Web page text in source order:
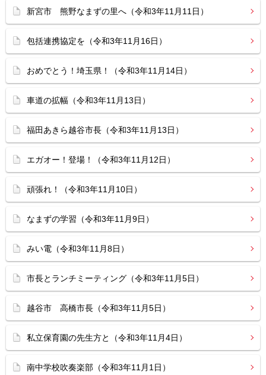
新宮市 熊野なまずの里へ（令和3年11月11日）
包括連携協定を（令和3年11月16日）
おめでとう！埼玉県！（令和3年11月14日）
車道の拡幅（令和3年11月13日）
福田あきら越谷市長（令和3年11月13日）
エガオー！登場！（令和3年11月12日）
頑張れ！（令和3年11月10日）
なまずの学習（令和3年11月9日）
みい電（令和3年11月8日）
市長とランチミーティング（令和3年11月5日）
越谷市 高橋市長（令和3年11月5日）
私立保育園の先生方と（令和3年11月4日）
南中学校吹奏楽部（令和3年11月1日）